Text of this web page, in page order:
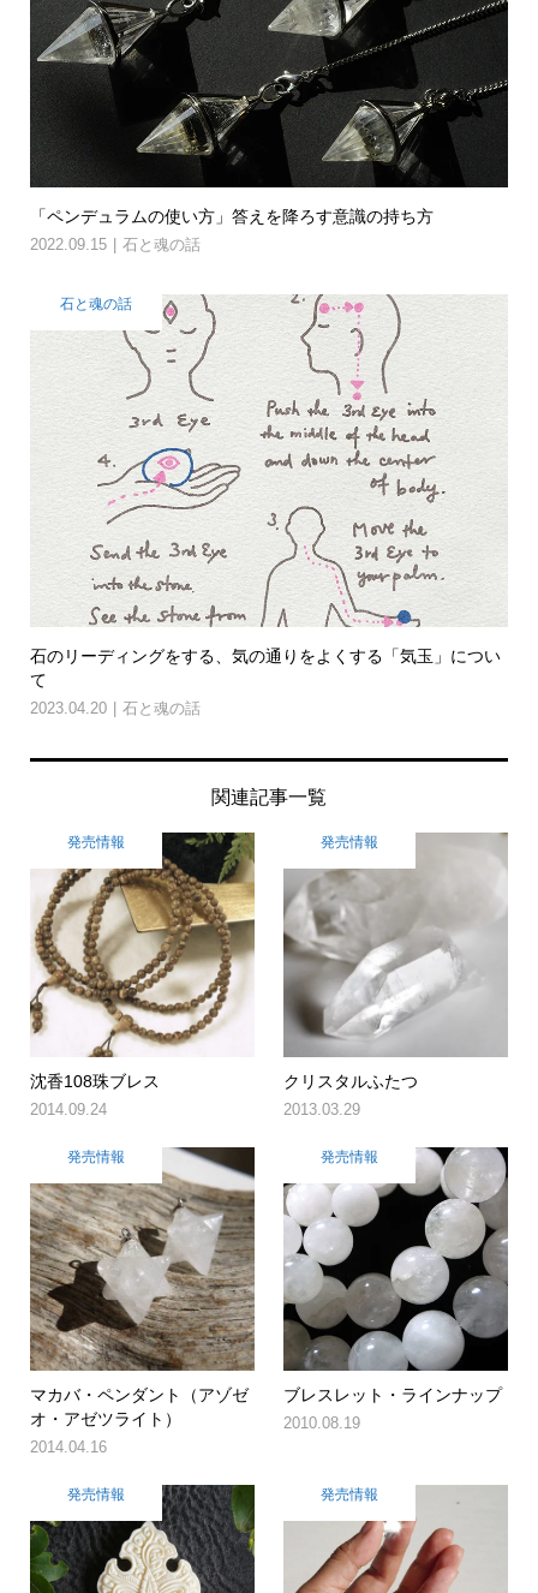
「ペンデュラムの使い方」答えを降ろす意識の持ち方
2022.09.15 石と魂の話
石と魂の話
石のリーディングをする、気の通りをよくする「気玉」につい
て
2023.04.20 石と魂の話
関連記事一覧
発売情報
沈香108珠ブレス
2014.09.24
発売情報
クリスタルふたつ
2013.03.29
発売情報
マカバ・ペンダント（アゾゼ
オ・アゼツライト）
2014.04.16
発売情報
ブレスレット・ラインナップ
2010.08.19
発売情報 発売情報